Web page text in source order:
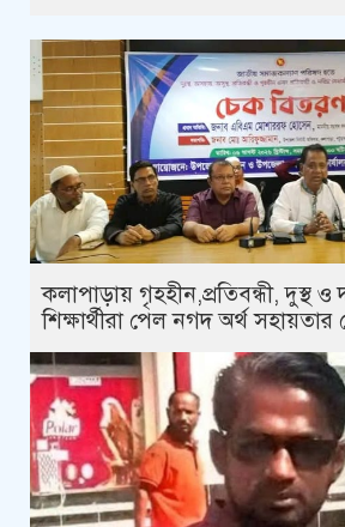
কলাপাড়ায় গৃহহীন,প্রতিবন্ধী, দুস্থ ও
শিক্ষার্থীরা পেল নগদ অর্থ সহায়তার